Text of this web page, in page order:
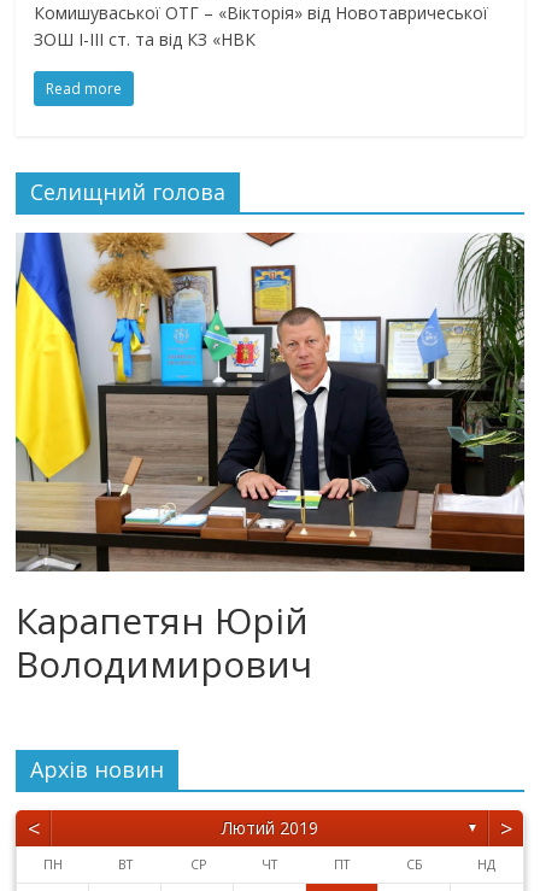
Комишуваської ОТГ – «Вікторія» від Новотавричеської
ЗОШ І-ІІІ ст. та від КЗ «НВК
Read more
Селищний голова
Карапетян Юрій
Володимирович
Архiв новин
< Лютий 2019 ▼ >
ПН ВТ СР ЧТ ПТ СБ НД